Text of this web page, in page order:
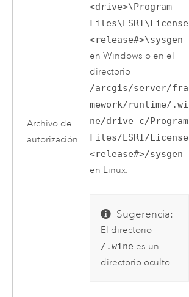
Archivo de
autorización
<drive>\Program
Files\ESRI\License
<release#>\sysgen
en Windows o en el
directorio
/arcgis/server/fra
mework/runtime/.wi
ne/drive_c/Program
Files/ESRI/License
<release#>/sysgen
en Linux.
Sugerencia:
El directorio
/.wine es un
directorio oculto.